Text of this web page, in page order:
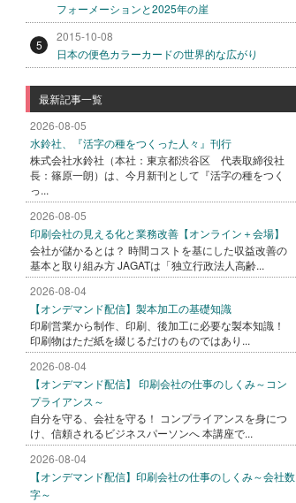
フォーメーションと2025年の崖
5
2015-10-08
日本の便色カラーカードの世界的な広がり
最新記事一覧
2026-08-05
水鈴社、『活字の種をつくった人々』刊行
株式会社水鈴社（本社：東京都渋谷区 代表取締役社
長：篠原一朗）は、今月新刊として『活字の種をつく
っ...
2026-08-05
印刷会社の見える化と業務改善【オンライン＋会場】
会社が儲かるとは？ 時間コストを基にした収益改善の
基本と取り組み方 JAGATは「独立行政法人高齢...
2026-08-04
【オンデマンド配信】製本加工の基礎知識
印刷営業から制作、印刷、後加工に必要な製本知識！
印刷物はただ紙を綴じるだけのものではあり...
2026-08-04
【オンデマンド配信】 印刷会社の仕事のしくみ～コン
プライアンス～
自分を守る、会社を守る！ コンプライアンスを身につ
け、信頼されるビジネスパーソンへ 本講座で...
2026-08-04
【オンデマンド配信】印刷会社の仕事のしくみ～会社数
字～